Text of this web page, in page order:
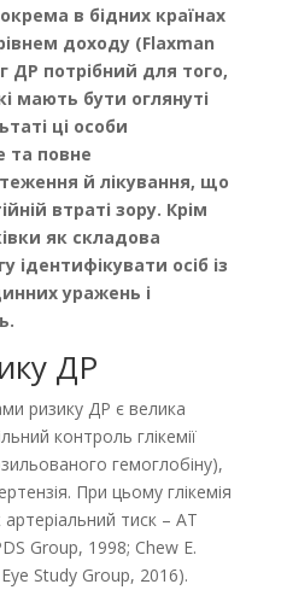
в бідних країнах
доходу (Flaxman
ДР потрібний для того,
мають бути оглянуті
ці особи
та повне
й лікування, що
втраті зору. Крім
як складова
ідентифікувати осіб із
уражень і
ДР
ризику ДР є велика
контроль глікемії
гемоглобіну),
При цьому глікемія
тиск – АТ
Group, 1998; Chew E.
Study Group, 2016).